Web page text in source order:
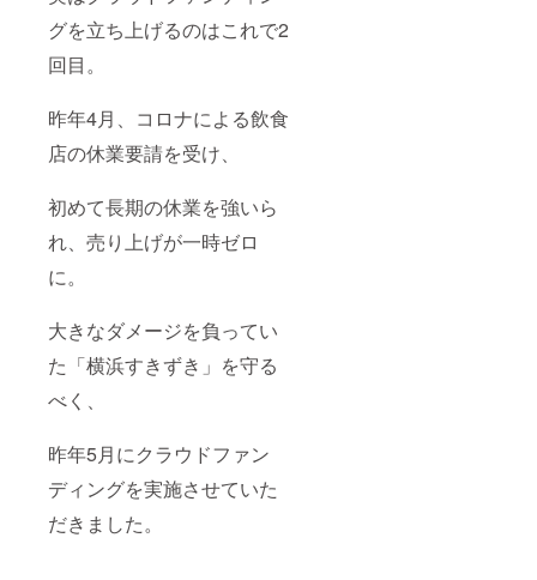
グを立ち上げるのはこれで2
回目。
昨年4月、コロナによる飲食
店の休業要請を受け、
初めて長期の休業を強いら
れ、売り上げが一時ゼロ
に。
大きなダメージを負ってい
た「横浜すきずき」を守る
べく、
昨年5月にクラウドファン
ディングを実施させていた
だきました。